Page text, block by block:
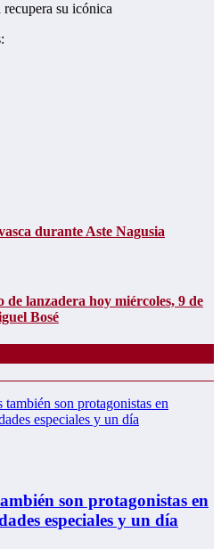
su icónica
durante Aste Nagusia
lanzadera hoy miércoles, 9 de
Bosé
son protagonistas en
especiales y un día